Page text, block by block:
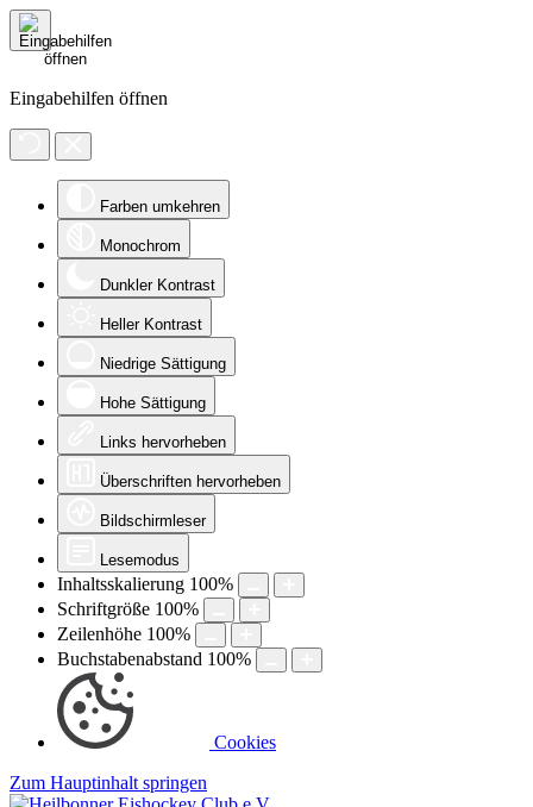
Eingabehilfen öffnen
Farben umkehren
Monochrom
Dunkler Kontrast
Heller Kontrast
Niedrige Sättigung
Hohe Sättigung
Links hervorheben
Überschriften hervorheben
Bildschirmleser
Lesemodus
Inhaltsskalierung 100%
Schriftgröße 100%
Zeilenhöhe 100%
Buchstabenabstand 100%
Cookies
Zum Hauptinhalt springen